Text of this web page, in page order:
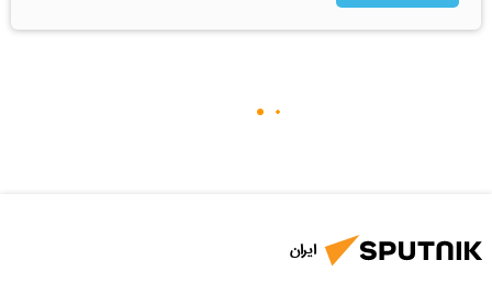
ایران